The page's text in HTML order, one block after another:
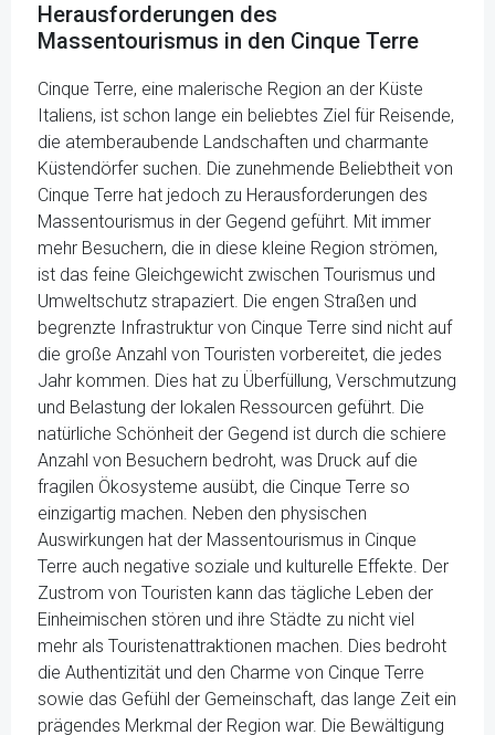
Herausforderungen des
Massentourismus in den Cinque Terre
Cinque Terre, eine malerische Region an der Küste
Italiens, ist schon lange ein beliebtes Ziel für Reisende,
die atemberaubende Landschaften und charmante
Küstendörfer suchen. Die zunehmende Beliebtheit von
Cinque Terre hat jedoch zu Herausforderungen des
Massentourismus in der Gegend geführt. Mit immer
mehr Besuchern, die in diese kleine Region strömen,
ist das feine Gleichgewicht zwischen Tourismus und
Umweltschutz strapaziert. Die engen Straßen und
begrenzte Infrastruktur von Cinque Terre sind nicht auf
die große Anzahl von Touristen vorbereitet, die jedes
Jahr kommen. Dies hat zu Überfüllung, Verschmutzung
und Belastung der lokalen Ressourcen geführt. Die
natürliche Schönheit der Gegend ist durch die schiere
Anzahl von Besuchern bedroht, was Druck auf die
fragilen Ökosysteme ausübt, die Cinque Terre so
einzigartig machen. Neben den physischen
Auswirkungen hat der Massentourismus in Cinque
Terre auch negative soziale und kulturelle Effekte. Der
Zustrom von Touristen kann das tägliche Leben der
Einheimischen stören und ihre Städte zu nicht viel
mehr als Touristenattraktionen machen. Dies bedroht
die Authentizität und den Charme von Cinque Terre
sowie das Gefühl der Gemeinschaft, das lange Zeit ein
prägendes Merkmal der Region war. Die Bewältigung